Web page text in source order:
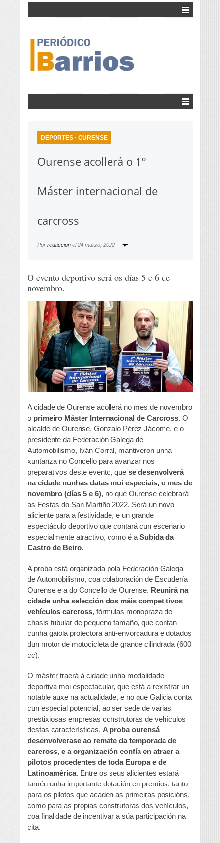
DEPORTES · OURENSE
Ourense acollerá o 1º
Máster internacional de
carcross
Por redaccion el24 marzo, 2022
O evento deportivo será os días 5 e 6 de
novembro.
A cidade de Ourense acollerá no mes de novembro
o primeiro Máster Internacional de Carcross. O
alcalde de Ourense, Gonzalo Pérez Jácome, e o
presidente da Federación Galega de
Automobilismo, Iván Corral, mantiveron unha
xuntanza no Concello para avanzar nos
preparativos deste evento, que se desenvolverá
na cidade nunhas datas moi especiais, o mes de
novembro (días 5 e 6), no que Ourense celebrará
as Festas do San Martiño 2022. Será un novo
aliciente para a festividade, e un grande
espectáculo deportivo que contará cun escenario
especialmente atractivo, como é a Subida da
Castro de Beiro.
A proba está organizada pola Federación Galega
de Automobilismo, coa colaboración de Escudería
Ourense e a do Concello de Ourense. Reunirá na
cidade unha selección dos máis competitivos
vehículos carcross, fórmulas monopraza de
chasis tubular de pequeno tamaño, que contan
cunha gaiola protectora anti-envorcadura e dotados
dun motor de motocicleta de grande cilindrada (600
cc).
O máster traerá á cidade unha modalidade
deportiva moi espectacular, que está a rexistrar un
notable auxe na actualidade, e no que Galicia conta
cun especial potencial, ao ser sede de varias
prestixiosas empresas construtoras de vehículos
destas características. A proba ourensá
desenvolverase ao remate da temporada de
carcross, e a organización confía en atraer a
pilotos procedentes de toda Europa e de
Latinoamérica. Entre os seus alicientes estará
tamén unha importante dotación en premios, tanto
para os pilotos que acaden as primeiras posicións,
como para as propias construtoras dos vehículos,
coa finalidade de incentivar a súa participación na
cita.